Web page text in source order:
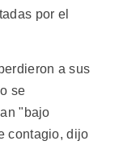
por el
a sus
se
"bajo
contagio, dijo